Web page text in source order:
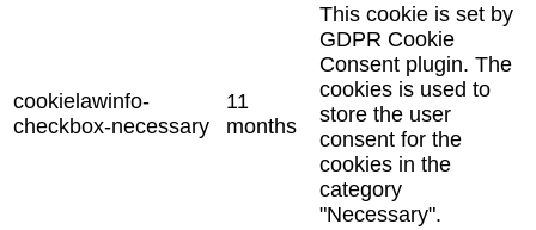
cookielawinfo-
checkbox-necessary
11
months
This cookie is set by
GDPR Cookie
Consent plugin. The
cookies is used to
store the user
consent for the
cookies in the
category
"Necessary".